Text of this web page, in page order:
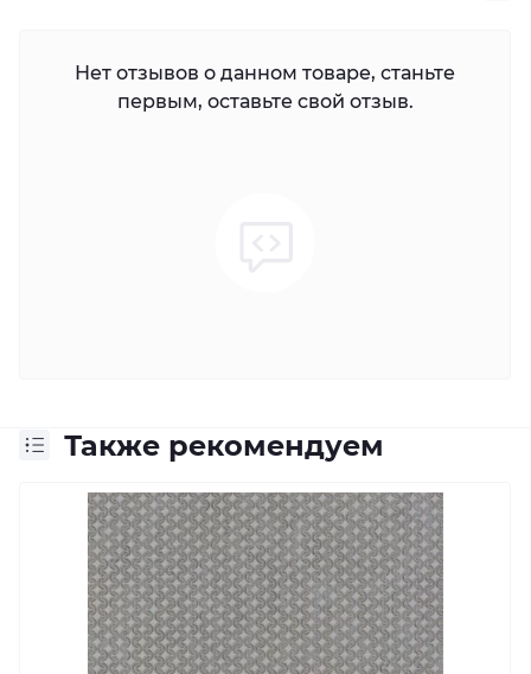
Нет отзывов о данном товаре, станьте
первым, оставьте свой отзыв.
Также рекомендуем